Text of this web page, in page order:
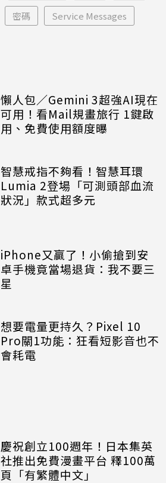
密碼 Service Messages
懶人包／Gemini 3超強AI現在
可用！看Mail規畫旅行 1鍵啟
用、免費使用額度曝
智慧戒指不夠看！智慧耳環
Lumia 2登場「可測頭部血流
狀況」款式超多元
iPhone又贏了！小偷搶到安
卓手機竟當場退貨：我不要三
星
想要電量更持久？Pixel 10
Pro關1功能：狂看短影音也不
會耗電
慶祝創立100週年！日本集英
社推出免費漫畫平台 釋100萬
頁「有繁體中文」